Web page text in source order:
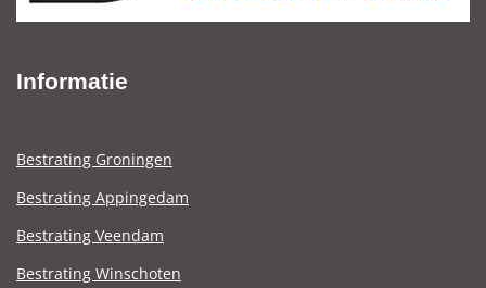
Informatie
Bestrating Groningen
Bestrating Appingedam
Bestrating Veendam
Bestrating Winschoten